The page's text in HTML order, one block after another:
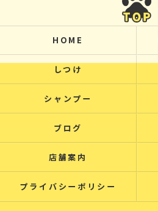
HOME
しつけ
シャンプー
ブログ
店舗案内
プライバシーポリシー